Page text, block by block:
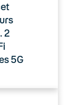
2
5G